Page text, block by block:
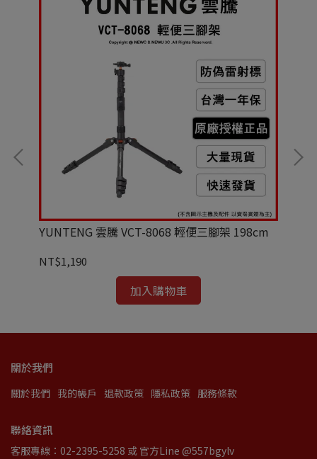
YUNTENG 雲騰 VCT-8068 輕便三腳架 198cm
NT$1,190
加入購物車
關於我們
關於我們 我的帳戶 退款政策 隱私政策 服務條款
聯絡資訊
客服專線：02-2395-5258 或 官方Line @557bgylv